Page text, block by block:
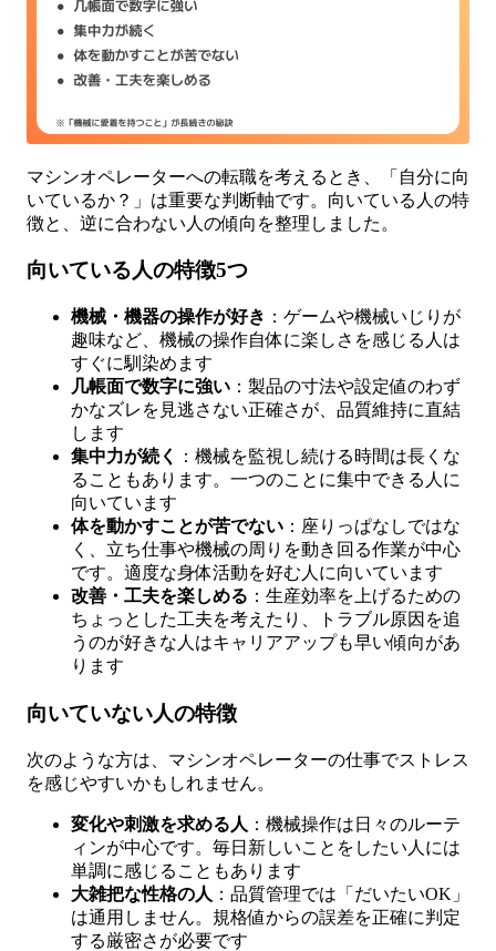
マシンオペレーターへの転職を考えるとき、「自分に向
いているか？」は重要な判断軸です。向いている人の特
徴と、逆に合わない人の傾向を整理しました。
向いている人の特徴5つ
機械・機器の操作が好き ：ゲームや機械いじりが
趣味など、機械の操作自体に楽しさを感じる人は
すぐに馴染めます
几帳面で数字に強い ：製品の寸法や設定値のわず
かなズレを見逃さない正確さが、品質維持に直結
します
集中力が続く
：機械を監視し続ける時間は長くな
ることもあります。一つのことに集中できる人に
向いています
体を動かすことが苦でない ：座りっぱなしではな
く、立ち仕事や機械の周りを動き回る作業が中心
です。適度な身体活動を好む人に向いています
改善・工夫を楽しめる ：生産効率を上げるための
ちょっとした工夫を考えたり、トラブル原因を追
うのが好きな人はキャリアアップも早い傾向があ
ります
向いていない人の特徴
次のような方は、マシンオペレーターの仕事でストレス
を感じやすいかもしれません。
変化や刺激を求める人 ：機械操作は日々のルーテ
ィンが中心です。毎日新しいことをしたい人には
単調に感じることもあります
大雑把な性格の人 ：品質管理では「だいたいOK」
は通用しません。規格値からの誤差を正確に判定
する厳密さが必要です